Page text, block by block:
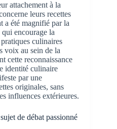
attachement à la
leurs recettes
a été magnifié par la
encourage la
culinaires
voix au sein de la
cette reconnaissance
identité culinaire
par une
originales, sans
influences extérieures.
de débat passionné